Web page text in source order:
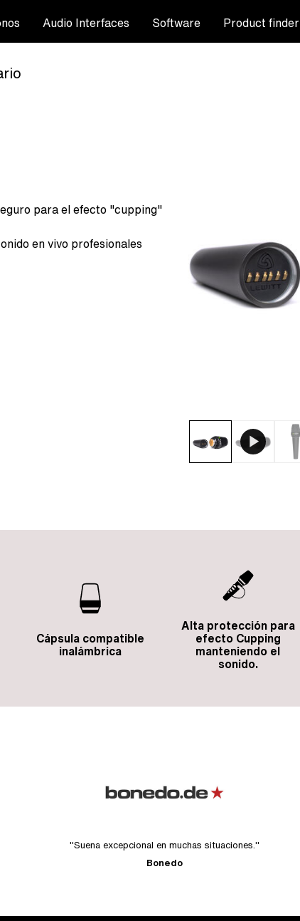
Audio Interfaces Software Product finder
para el efecto "cupping"
en vivo profesionales
Cápsula compatible
inalámbrica
Alta protección para
efecto Cupping
manteniendo el
sonido.
"Suena excepcional en muchas situaciones."
Bonedo